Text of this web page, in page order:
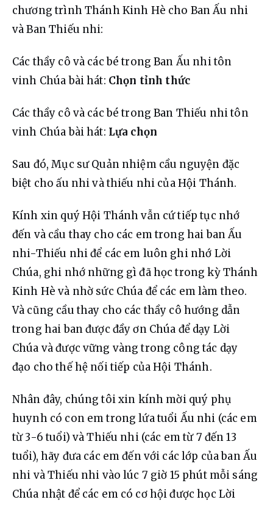
chương trình Thánh Kinh Hè cho Ban Ấu nhi
và Ban Thiếu nhi:
Các thầy cô và các bé trong Ban Ấu nhi tôn
vinh Chúa bài hát: Chọn tỉnh thức
Các thầy cô và các bé trong Ban Thiếu nhi tôn
vinh Chúa bài hát: Lựa chọn
Sau đó, Mục sư Quản nhiệm cầu nguyện đặc
biệt cho ấu nhi và thiếu nhi của Hội Thánh.
Kính xin quý Hội Thánh vẫn cứ tiếp tục nhớ
đến và cầu thay cho các em trong hai ban Ấu
nhi-Thiếu nhi để các em luôn ghi nhớ Lời
Chúa, ghi nhớ những gì đã học trong kỳ Thánh
Kinh Hè và nhờ sức Chúa để các em làm theo.
Và cũng cầu thay cho các thầy cô hướng dẫn
trong hai ban được đầy ơn Chúa để dạy Lời
Chúa và được vững vàng trong công tác dạy
đạo cho thế hệ nối tiếp của Hội Thánh.
Nhân đây, chúng tôi xin kính mời quý phụ
huynh có con em trong lứa tuổi Ấu nhi (các em
từ 3-6 tuổi) và Thiếu nhi (các em từ 7 đến 13
tuổi), hãy đưa các em đến với các lớp của ban Ấu
nhi và Thiếu nhi vào lúc 7 giờ 15 phút mỗi sáng
Chúa nhật để các em có cơ hội được học Lời